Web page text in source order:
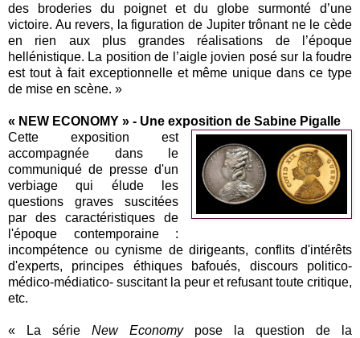
des broderies du poignet et du globe surmonté d’une
victoire. Au revers, la figuration de Jupiter trônant ne le cède
en rien aux plus grandes réalisations de l’époque
hellénistique. La position de l’aigle jovien posé sur la foudre
est tout à fait exceptionnelle et même unique dans ce type
de mise en scène. »
« NEW ECONOMY » - Une exposition de Sabine Pigalle
Cette exposition est
accompagnée dans le
communiqué de presse d'un
verbiage qui élude les
questions graves suscitées
par des caractéristiques de
l'époque contemporaine :
incompétence ou cynisme de dirigeants, conflits d'intérêts
d'experts, principes éthiques bafoués, discours politico-
médico-médiatico- suscitant la peur et refusant toute critique,
etc.
« La série New Economypose la question de la